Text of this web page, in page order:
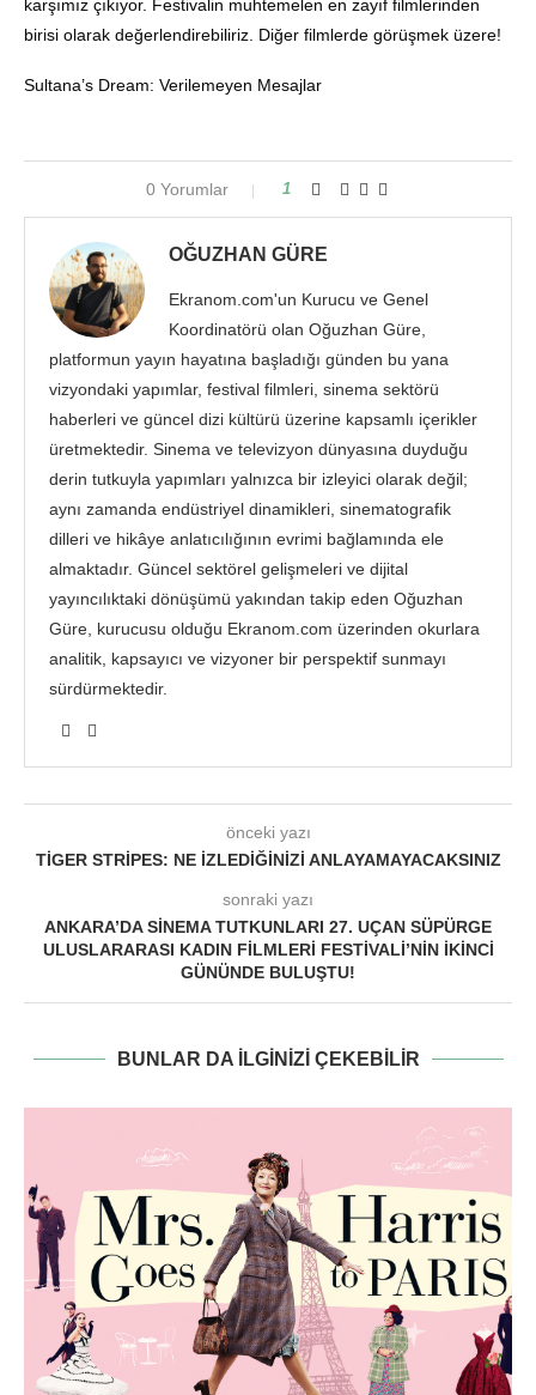
karşımız çıkıyor. Festivalin muhtemelen en zayıf filmlerinden
birisi olarak değerlendirebiliriz. Diğer filmlerde görüşmek üzere!
Sultana’s Dream: Verilemeyen Mesajlar
0 Yorumlar 1
OĞUZHAN GÜRE
Ekranom.com'un Kurucu ve Genel
Koordinatörü olan Oğuzhan Güre,
platformun yayın hayatına başladığı günden bu yana
vizyondaki yapımlar, festival filmleri, sinema sektörü
haberleri ve güncel dizi kültürü üzerine kapsamlı içerikler
üretmektedir. Sinema ve televizyon dünyasına duyduğu
derin tutkuyla yapımları yalnızca bir izleyici olarak değil;
aynı zamanda endüstriyel dinamikleri, sinematografik
dilleri ve hikâye anlatıcılığının evrimi bağlamında ele
almaktadır. Güncel sektörel gelişmeleri ve dijital
yayıncılıktaki dönüşümü yakından takip eden Oğuzhan
Güre, kurucusu olduğu Ekranom.com üzerinden okurlara
analitik, kapsayıcı ve vizyoner bir perspektif sunmayı
sürdürmektedir.
önceki yazı
TIGER STRIPES: NE İZLEDIĞINIZI ANLAYAMAYACAKSINIZ
sonraki yazı
ANKARA’DA SINEMA TUTKUNLARI 27. UÇAN SÜPÜRGE
ULUSLARARASI KADIN FILMLERI FESTIVALI’NIN İKINCI
GÜNÜNDE BULUŞTU!
BUNLAR DA ILGINIZI ÇEKEBILIR